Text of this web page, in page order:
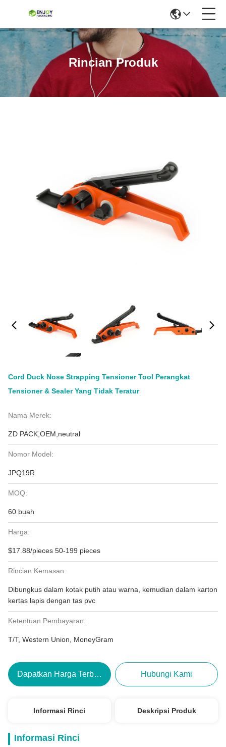
Rincian Produk
Cord Duck Nose Strapping Tensioner Tool Perangkat
Tensioner & Sealer Yang Tidak Teratur
Nama Merek:
ZD PACK,OEM,neutral
Nomor Model:
JPQ19R
MOQ:
60 buah
Harga:
$17.88/pieces 50-199 pieces
Rincian Kemasan:
Dibungkus dalam kotak putih atau warna, kemudian dalam karton
kertas lapis dengan tas pvc
Ketentuan Pembayaran:
T/T, Western Union, MoneyGram
Dapatkan Harga Terbaik Hubungi Kami
Informasi Rinci Deskripsi Produk
Informasi Rinci